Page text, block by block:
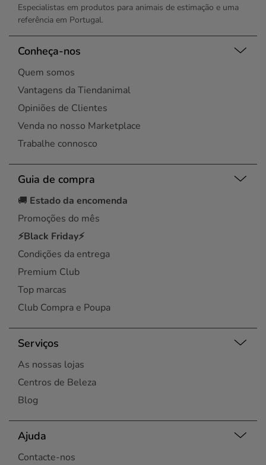
Especialistas em produtos para animais de estimação e uma
referência em Portugal.
Conheça-nos
Quem somos
Vantagens da Tiendanimal
Opiniões de Clientes
Venda no nosso Marketplace
Trabalhe connosco
Guia de compra
🚚 Estado da encomenda
Promoções do mês
⚡Black Friday⚡
Condições da entrega
Premium Club
Top marcas
Club Compra e Poupa
Serviços
As nossas lojas
Centros de Beleza
Blog
Ajuda
Contacte-nos